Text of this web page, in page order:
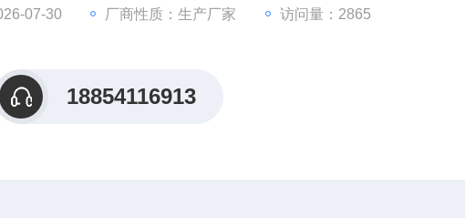
07-30 厂商性质：生产厂家 访问量：2865
18854116913